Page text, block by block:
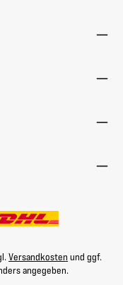
Versandkosten und ggf.
angegeben.